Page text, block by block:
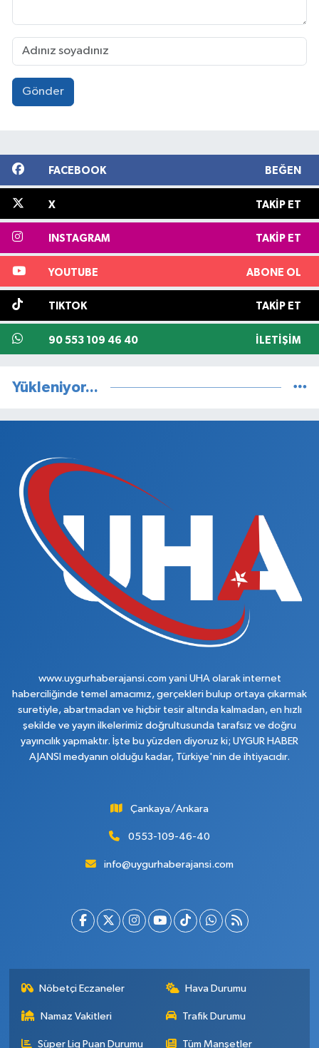
Gönder
FACEBOOK BEĞEN
X TAKIP ET
INSTAGRAM TAKIP ET
YOUTUBE ABONE OL
TIKTOK TAKIP ET
90 553 109 46 40 İLETIŞIM
Yükleniyor...
www.uygurhaberajansi.com yani UHA olarak internet
haberciliğinde temel amacımız, gerçekleri bulup ortaya çıkarmak
suretiyle, abartmadan ve hiçbir tesir altında kalmadan, en hızlı
şekilde ve yayın ilkelerimiz doğrultusunda tarafsız ve doğru
yayıncılık yapmaktır. İşte bu yüzden diyoruz ki; UYGUR HABER
AJANSI medyanın olduğu kadar, Türkiye'nin de ihtiyacıdır.
Çankaya/Ankara
0553-109-46-40
info@uygurhaberajansi.com
Nöbetçi Eczaneler Hava Durumu
Namaz Vakitleri Trafik Durumu
Süper Lig Puan Durumu Tüm Manşetler